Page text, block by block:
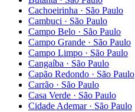
Cachoeirinha · São Paulo
Cambuci · São Paulo
Campo Belo · São Paulo
Campo Grande · São Paulo
Campo Limpo · São Paulo
Cangaíba · São Paulo
Capão Redondo · São Paulo
Carrão · São Paulo
Casa Verde · São Paulo
Cidade Ademar· São Paulo